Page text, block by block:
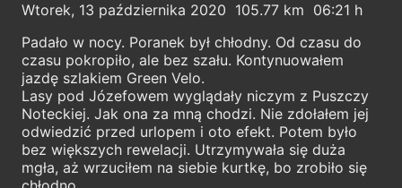
Wtorek, 13 października 2020 105.77
06:21
Padało w nocy. Poranek był chłodny. Od czasu do
czasu pokropiło, ale bez szału. Kontynuowałem
jazdę szlakiem Green Velo.
Lasy pod Józefowem wyglądały niczym z Puszczy
Noteckiej. Jak ona za mną chodzi. Nie zdołałem jej
odwiedzić przed urlopem i oto efekt. Potem było
bez większych rewelacji. Utrzymywała się duża
mgła, aż wrzuciłem na siebie kurtkę, bo zrobiło się